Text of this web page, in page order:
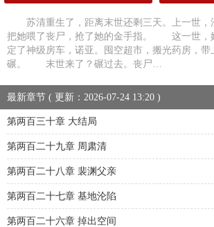
苏清重生了，距离末世还剩三天。上一世，
把她喂了丧尸，抢了她的金手指。 这一世，
定了神级房车，诺亚。囤空超市，搬光药房，带
碾。 末世来了？碾过去。丧尸…
最新章节 ( 更新：2026-07-24 13:20 )
第两百三十章 大结局
第两百二十九章 周肃清
第两百二十八章 裴渊父亲
第两百二十七章 基地沦陷
第两百二十六章 掉出空间